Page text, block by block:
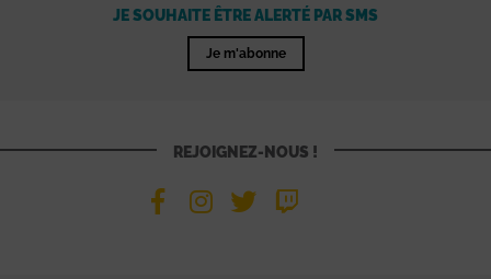
JE SOUHAITE ÊTRE ALERTÉ PAR SMS
Je m'abonne
REJOIGNEZ-NOUS !